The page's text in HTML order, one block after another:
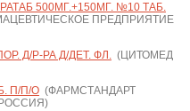
500МГ.+150МГ. №10 ТАБ.
ПРЕДПРИЯТИЕ
Д/Р-РА Д/ДЕТ. ФЛ.(ЦИТОМЕД
П/П/О(ФАРМСТАНДАРТ